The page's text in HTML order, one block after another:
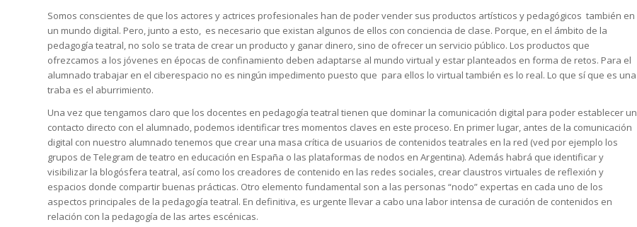
Somos conscientes de que los actores y actrices profesionales han de poder vender sus productos artísticos y pedagógicos también en
un mundo digital. Pero, junto a esto, es necesario que existan algunos de ellos con conciencia de clase. Porque, en el ámbito de la
pedagogía teatral, no solo se trata de crear un producto y ganar dinero, sino de ofrecer un servicio público. Los productos que
ofrezcamos a los jóvenes en épocas de confinamiento deben adaptarse al mundo virtual y estar planteados en forma de retos. Para el
alumnado trabajar en el ciberespacio no es ningún impedimento puesto que para ellos lo virtual también es lo real. Lo que sí que es una
traba es el aburrimiento.
Una vez que tengamos claro que los docentes en pedagogía teatral tienen que dominar la comunicación digital para poder establecer un
contacto directo con el alumnado, podemos identificar tres momentos claves en este proceso. En primer lugar, antes de la comunicación
digital con nuestro alumnado tenemos que crear una masa crítica de usuarios de contenidos teatrales en la red (ved por ejemplo los
grupos de Telegram de teatro en educación en España o las plataformas de nodos en Argentina). Además habrá que identificar y
visibilizar la blogósfera teatral, así como los creadores de contenido en las redes sociales, crear claustros virtuales de reflexión y
espacios donde compartir buenas prácticas. Otro elemento fundamental son a las personas “nodo” expertas en cada uno de los
aspectos principales de la pedagogía teatral. En definitiva, es urgente llevar a cabo una labor intensa de curación de contenidos en
relación con la pedagogía de las artes escénicas.